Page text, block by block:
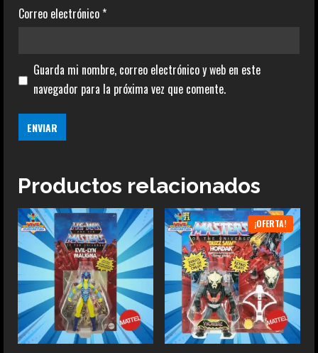
Correo electrónico *
Guarda mi nombre, correo electrónico y web en este
navegador para la próxima vez que comente.
Productos relacionados
¡OFERTA!